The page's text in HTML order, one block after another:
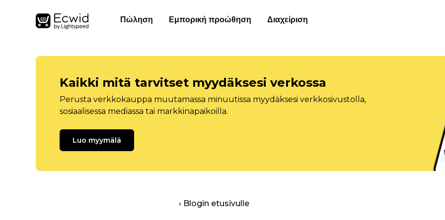
Πώληση Εμπορική προώθηση Διαχείριση
Kaikki mitä tarvitset myydäksesi verkossa
Perusta verkkokauppa muutamassa minuutissa myydäksesi verkkosivustolla,
sosiaalisessa mediassa tai markkinapaikoilla.
Luo myymälä
‹ Blogin etusivulle